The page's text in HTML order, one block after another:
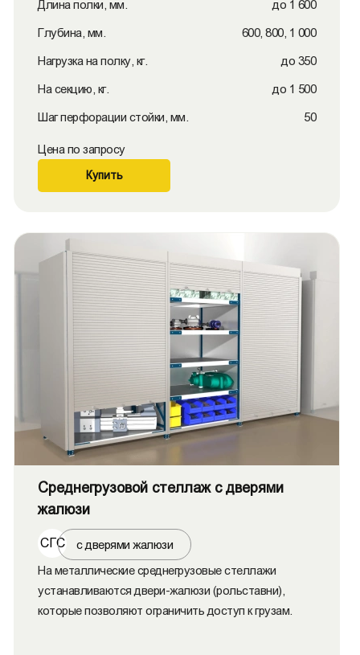
Длина полки, мм. до 1 600
Глубина, мм. 600, 800, 1 000
Нагрузка на полку, кг. до 350
На секцию, кг. до 1 500
Шаг перфорации стойки, мм. 50
Цена по запросу
Купить
Среднегрузовой стеллаж с дверями
жалюзи
СГС
с дверями жалюзи
На металлические среднегрузовые стеллажи
устанавливаются двери-жалюзи (рольставни),
которые позволяют ограничить доступ к грузам.